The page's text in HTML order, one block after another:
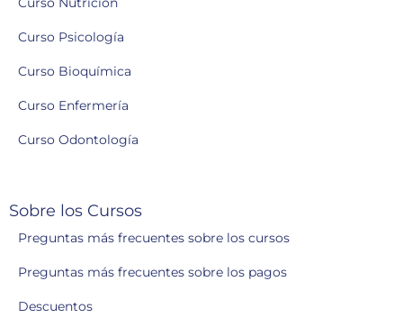
Curso Psicología
Curso Bioquímica
Curso Enfermería
Curso Odontología
Sobre los Cursos
Preguntas más frecuentes sobre los cursos
Preguntas más frecuentes sobre los pagos
Descuentos